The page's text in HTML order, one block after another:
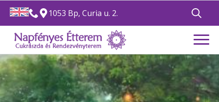
1053 Bp, Curia u. 2.
for: